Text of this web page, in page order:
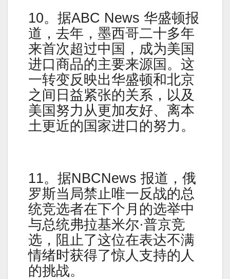
10。据ABC News 华盛顿报
道，去年，墨西哥二十多年
来首次超过中国，成为美国
进口商品的主要来源国。这
一转变反映出华盛顿和北京
之间日益紧张的关系，以及
美国努力从更加友好、离本
土更近的国家进口的努力。
11。据NBCNews 报道，俄
罗斯当局禁止唯一反战的总
统竞选者在下个月的选举中
与总统弗拉基米尔·普京竞
选，阻止了这位在表达不满
情绪时获得了惊人支持的人
的挑战。